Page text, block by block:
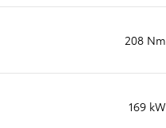
208 Nm
169 kW